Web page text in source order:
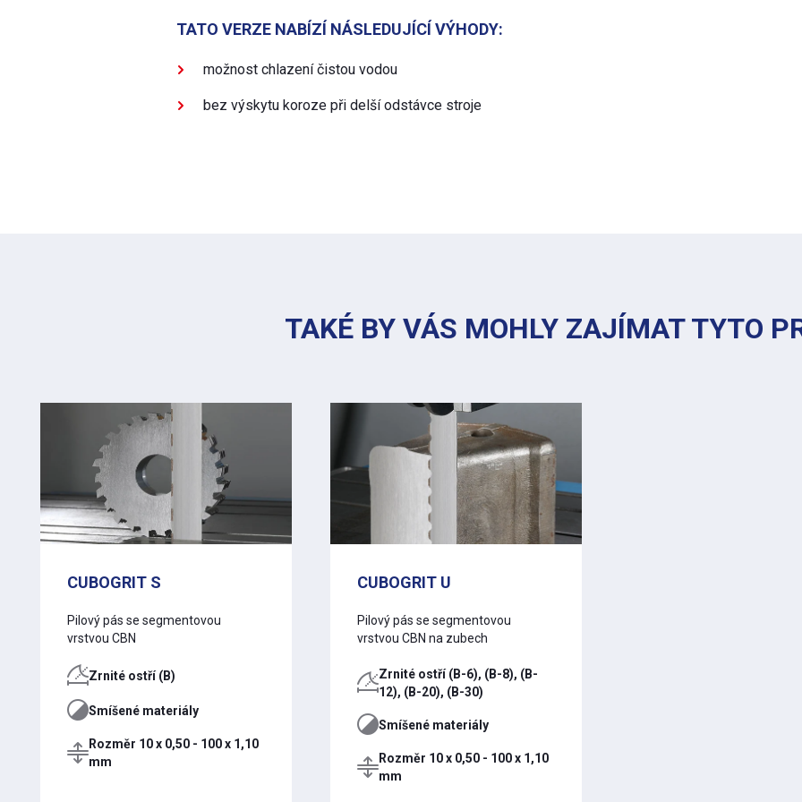
TATO VERZE NABÍZÍ NÁSLEDUJÍCÍ VÝHODY:
možnost chlazení čistou vodou
bez výskytu koroze při delší odstávce stroje
TAKÉ BY VÁS MOHLY ZAJÍMAT TYTO
CUBOGRIT S
Pilový pás se segmentovou
vrstvou CBN
Zrnité ostří (B)
Smíšené materiály
Rozměr 10 x 0,50 - 100 x 1,10
mm
CUBOGRIT U
Pilový pás se segmentovou
vrstvou CBN na zubech
Zrnité ostří (B-6), (B-8), (B-
12), (B-20), (B-30)
Smíšené materiály
Rozměr 10 x 0,50 - 100 x 1,10
mm